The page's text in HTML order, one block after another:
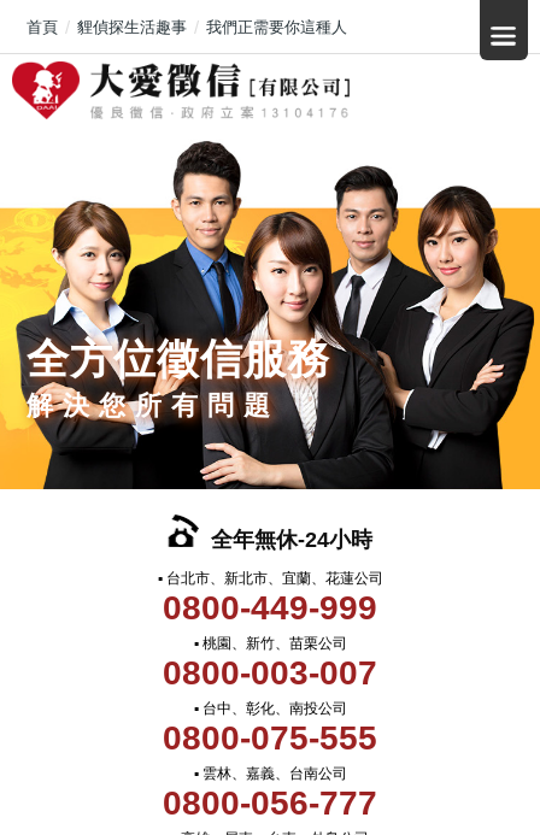
全方位徵信服務
解決您所有問題
全年無休-24小時
▪ 台北市、新北市、宜蘭、花蓮公司
0800-449-999
▪ 桃園、新竹、苗栗公司
0800-003-007
▪ 台中、彰化、南投公司
0800-075-555
▪ 雲林、嘉義、台南公司
0800-056-777
首頁 貍偵探生活趣事 我們正需要你這種人